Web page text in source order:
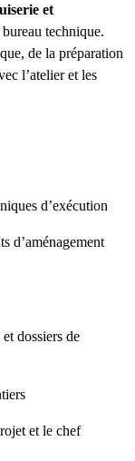
et
technique.
de la préparation
l’atelier et les
d’exécution
d’aménagement
dossiers de
et le chef